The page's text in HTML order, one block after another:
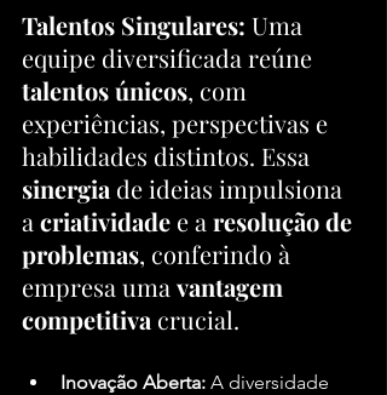
Talentos Singulares: Uma
equipe diversificada reúne
talentos únicos, com
experiências, perspectivas e
habilidades distintos. Essa
sinergia de ideias impulsiona
a criatividade e a resolução de
problemas, conferindo à
empresa uma vantagem
competitiva crucial.
Inovação Aberta: A diversidade